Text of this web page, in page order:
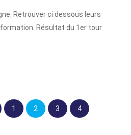
Retrouver ci dessous leurs
Résultat du 1er tour
1 2 3 4